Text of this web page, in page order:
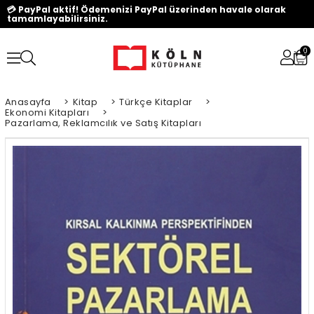
💳 PayPal aktif! Ödemenizi PayPal üzerinden havale olarak
tamamlayabilirsiniz.
0
Anasayfa > Kitap > Türkçe Kitaplar >
Ekonomi Kitapları >
Pazarlama, Reklamcılık ve Satış Kitapları